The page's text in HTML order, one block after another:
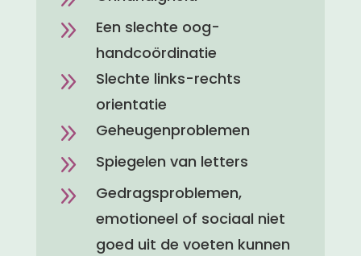
9
Een slechte oog-
handcoördinatie
9
Slechte links-rechts
orientatie
9 Geheugenproblemen
9 Spiegelen van letters
9
Gedragsproblemen,
emotioneel of sociaal niet
goed uit de voeten kunnen